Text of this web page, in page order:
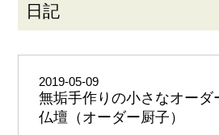
日記
2019-05-09
無垢手作りの小さなオーダ
仏壇（オーダー厨子）